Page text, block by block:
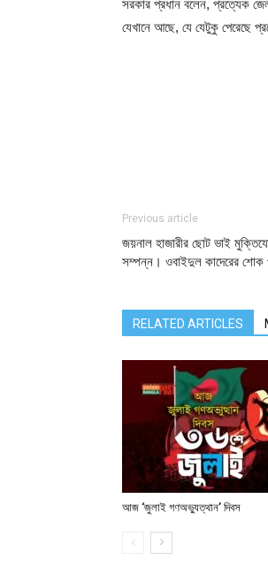
সরকার প্রধান বলেন, প্রত্যেক
যেখানে আছে, যে যেটুকু পেরেছে
Previous article
জয়নাল হাজারীর ছোট ভাই
সম্পন্ন। ওবাইদুল কাদেরের শোক
RELATED ARTICLES
আজ ‘জুলাই গণঅভ্যুত্থান’ দিবস